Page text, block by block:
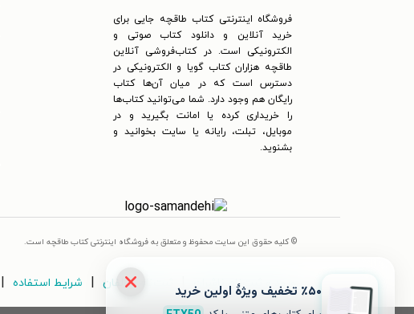
فروشگاه اینترنتی کتاب طاقچه جایی برای
خرید آنلاین و دانلود کتاب صوتی و
الکترونیکی است. در کتاب‌فروشی آنلاین
طاقچه هزاران کتاب گویا و الکترونیکی در
دسترس است که در میان آن‌ها کتاب
رایگان هم وجود دارد. شما می‌توانید کتاب‌ها
را خریداری کرده یا امانت بگیرید و در
موبایل، تبلت، رایانه یا سایت بخوانید و
بشنوید.
© کلیه حقوق این سایت محفوظ و متعلق به فروشگاه اینترنتی کتاب طاقچه است.
ورود و ثبت‌نام ناشران ثبت‌نام مؤلفان شرایط استفاده ٪۵۰ تخفیف ویژۀ اولین خرید